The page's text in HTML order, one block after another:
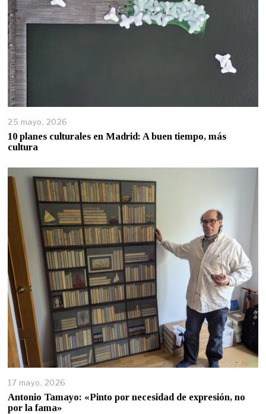
25 mayo, 2026
10 planes culturales en Madrid: A buen tiempo, más
cultura
17 mayo, 2026
Antonio Tamayo: «Pinto por necesidad de expresión, no
por la fama»